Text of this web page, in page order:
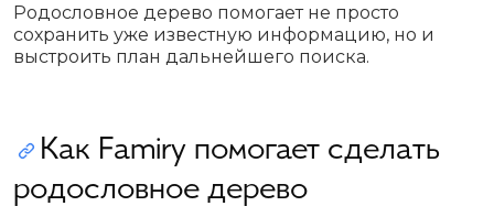
Родословное дерево помогает не просто
сохранить уже известную информацию, но и
выстроить план дальнейшего поиска.
Как Famiry помогает сделать
родословное дерево